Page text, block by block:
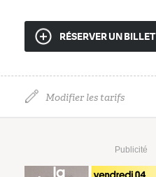
RÉSERVER UN BILLET
Modifier les tarifs
Publicité